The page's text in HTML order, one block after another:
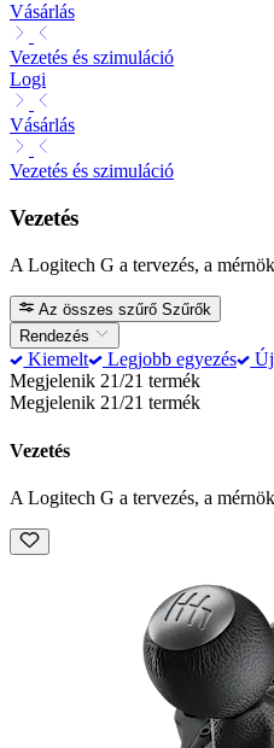
Vásárlás
Vezetés és szimuláció
Logi
Vásárlás
Vezetés és szimuláció
Vezetés
A Logitech G a tervezés, a
Az összes szűrő Szűrők
Rendezés
Kiemelt Legjobb egyezés Új
Megjelenik 21/21 termék
Megjelenik 21/21 termék
Vezetés
A Logitech G a tervezés, a